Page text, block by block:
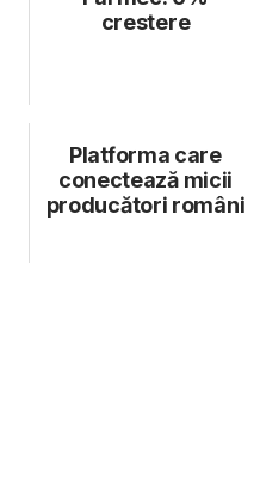
crestere
Platforma care
conectează micii
producători români